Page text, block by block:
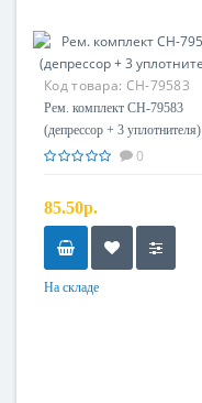
Код товара: CH-79583
Рем. комплект CH-79583
(депрессор + 3 уплотнителя)
0
85.50р.
На складе